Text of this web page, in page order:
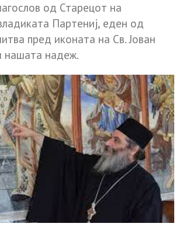
од Старецот на
Партениј, еден од
пред иконата на Св. Јован
нашата надеж.